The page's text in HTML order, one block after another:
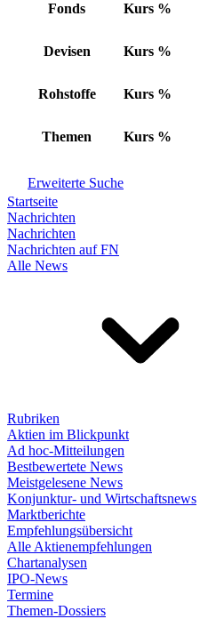
Fonds Kurs %
Devisen Kurs %
Rohstoffe Kurs %
Themen Kurs %
Erweiterte Suche
Startseite
Nachrichten
Nachrichten
Nachrichten auf FN
Alle News
Rubriken
Aktien im Blickpunkt
Ad hoc-Mitteilungen
Bestbewertete News
Meistgelesene News
Konjunktur- und Wirtschaftsnews
Marktberichte
Empfehlungsübersicht
Alle Aktienempfehlungen
Chartanalysen
IPO-News
Termine
Themen-Dossiers